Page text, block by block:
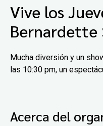
Vive los
Bernardette
Mucha diversión y un
las 10:30 pm, un
Acerca del